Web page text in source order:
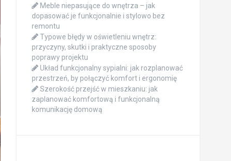
Meble niepasujące do wnętrza – jak
dopasować je funkcjonalnie i stylowo bez
remontu
Typowe błędy w oświetleniu wnętrz:
przyczyny, skutki i praktyczne sposoby
poprawy projektu
Układ funkcjonalny sypialni: jak rozplanować
przestrzeń, by połączyć komfort i ergonomię
Szerokość przejść w mieszkaniu: jak
zaplanować komfortową i funkcjonalną
komunikację domową